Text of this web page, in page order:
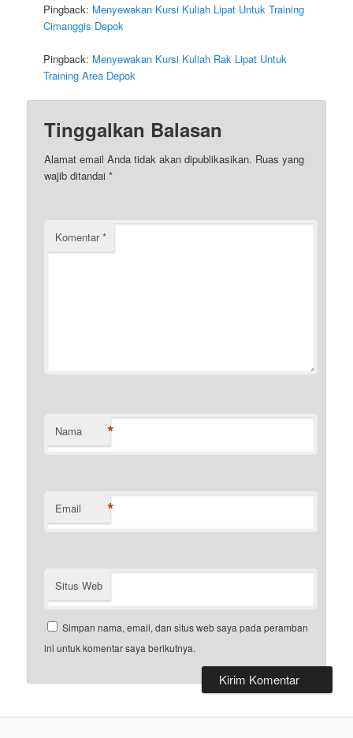
Pingback: Menyewakan Kursi Kuliah Lipat Untuk Training
Cimanggis Depok
Pingback: Menyewakan Kursi Kuliah Rak Lipat Untuk
Training Area Depok
Tinggalkan Balasan
Alamat email Anda tidak akan dipublikasikan. Ruas yang
wajib ditandai*
Komentar*
Nama *
Email *
Situs Web
Simpan nama, email, dan situs web saya pada peramban
ini untuk komentar saya berikutnya.